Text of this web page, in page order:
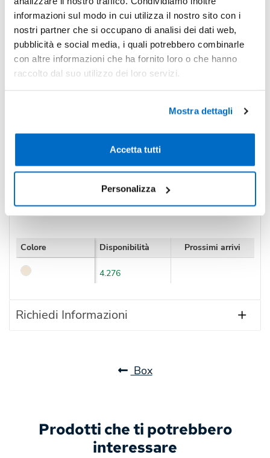
informazioni sul modo in cui utilizza il nostro sito con i
nostri partner che si occupano di analisi dei dati web,
pubblicità e social media, i quali potrebbero combinarle
con altre informazioni che ha fornito loro o che hanno
raccolto dal suo utilizzo dei loro servizi.
Mostra dettagli
Accetta tutti
Personalizza
Pezzi 3000 -40% € 0,24
*Prezzi prodotto per quantità merce neutra e prezzi IVA
Non trovi la quantità in tabella?Calcola il preventivo
IVA incl.Totale:€ 317,69
Condividi
Disponibilità
Colore Disponibilità Prossimi arrivi
4.276
Richiedi Informazioni
Box
Prodotti che ti potrebbero
interessare